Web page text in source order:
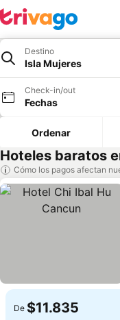
Destino
Isla Mujeres
Check-in/out
Fechas
Ordenar
Hoteles baratos
Cómo los pagos afectan
De $11.835